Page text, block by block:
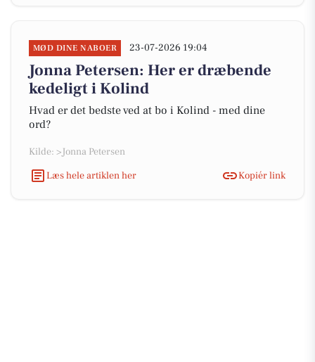
MØD DINE NABOER 23-07-2026 19:04
Jonna Petersen: Her er dræbende
kedeligt i Kolind
Hvad er det bedste ved at bo i Kolind - med dine
ord?
Kilde: >Jonna Petersen
Læs hele artiklen her
Kopiér link